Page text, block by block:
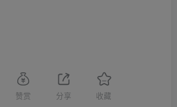
赞赏 分享 收藏